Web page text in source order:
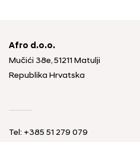
Afro d.o.o.
Mučići 38e, 51211 Matulji
Republika Hrvatska
Tel: +385 51 279 079